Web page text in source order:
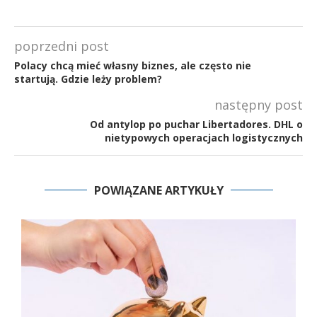
poprzedni post
Polacy chcą mieć własny biznes, ale często nie
startują. Gdzie leży problem?
następny post
Od antylop po puchar Libertadores. DHL o
nietypowych operacjach logistycznych
POWIĄZANE ARTYKUŁY